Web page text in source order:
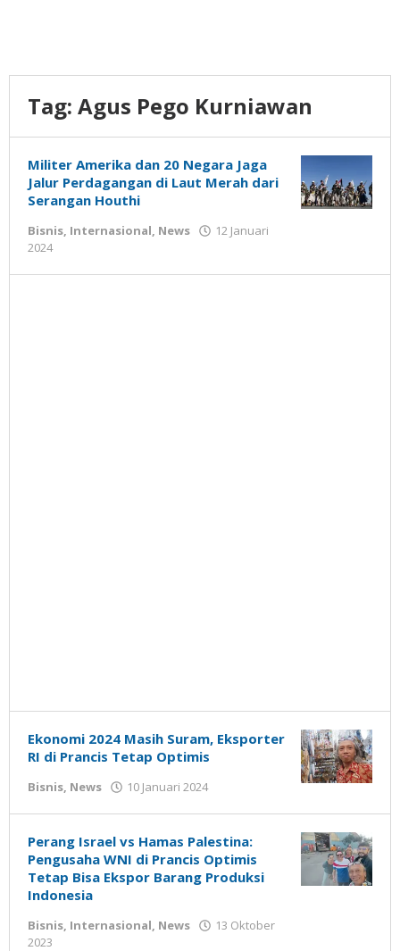
Tag: Agus Pego Kurniawan
Militer Amerika dan 20 Negara Jaga
Jalur Perdagangan di Laut Merah dari
Serangan Houthi
Bisnis, Internasional, News
12 Januari
2024
Susanto
Ekonomi 2024 Masih Suram, Eksporter
RI di Prancis Tetap Optimis
Bisnis, News 10 Januari 2024
Susanto
Perang Israel vs Hamas Palestina:
Pengusaha WNI di Prancis Optimis
Tetap Bisa Ekspor Barang Produksi
Indonesia
Bisnis, Internasional, News
13 Oktober
2023